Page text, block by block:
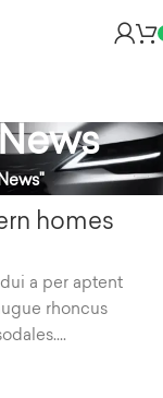
homes
a per aptent
rhoncus